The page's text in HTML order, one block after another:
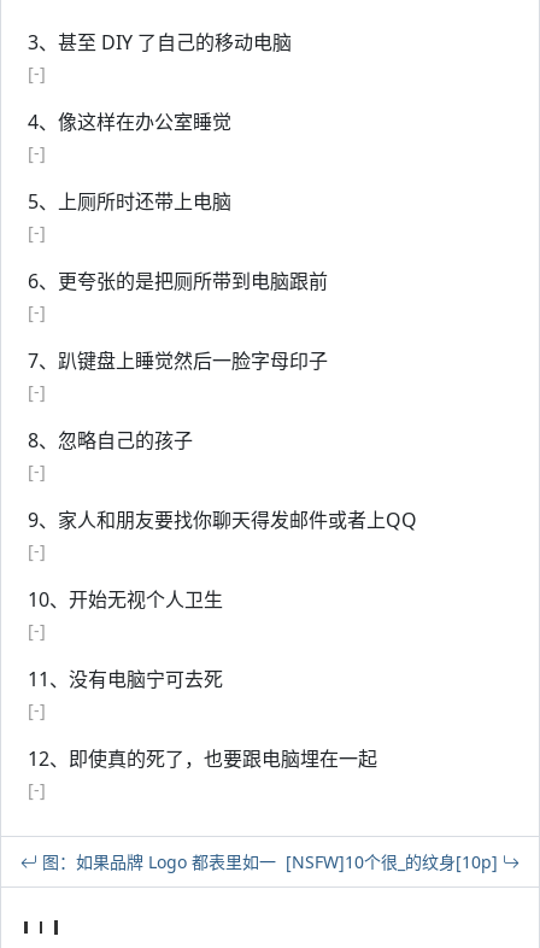
3、甚至 DIY 了自己的移动电脑
[-]
4、像这样在办公室睡觉
[-]
5、上厕所时还带上电脑
[-]
6、更夸张的是把厕所带到电脑跟前
[-]
7、趴键盘上睡觉然后一脸字母印子
[-]
8、忽略自己的孩子
[-]
9、家人和朋友要找你聊天得发邮件或者上QQ
[-]
10、开始无视个人卫生
[-]
11、没有电脑宁可去死
[-]
12、即使真的死了，也要跟电脑埋在一起
[-]
图：如果品牌 Logo 都表里如一 [NSFW]10个很_的纹身[10p]